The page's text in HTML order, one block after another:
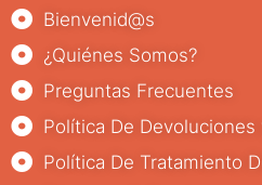
Bienvenid@s
¿Quiénes Somos?
Preguntas Frecuentes
Política De Devoluciones
Política De Tratamiento